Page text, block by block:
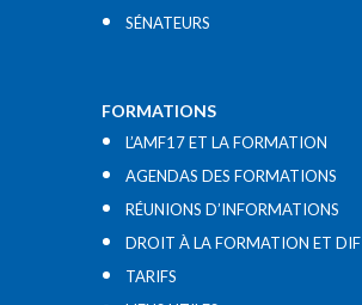
SÉNATEURS
FORMATIONS
L’AMF17 ET LA FORMATION
AGENDAS DES FORMATIONS
RÉUNIONS D’INFORMATIONS
DROIT À LA FORMATION ET DIF
TARIFS